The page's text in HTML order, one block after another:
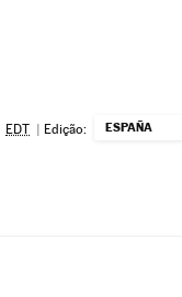
EDT | Edição: ESPAÑA